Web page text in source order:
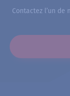
Contactez l’un